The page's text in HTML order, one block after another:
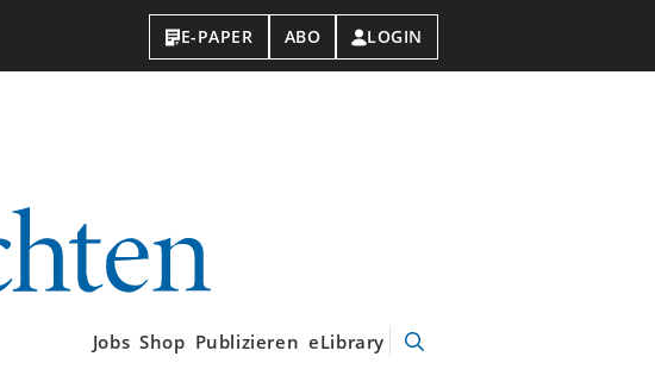
E-PAPER ABO LOGIN
Jobs Shop Publizieren eLibrary